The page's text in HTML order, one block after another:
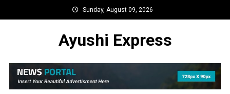
to
Sunday, August 09, 2026
Ayushi Express